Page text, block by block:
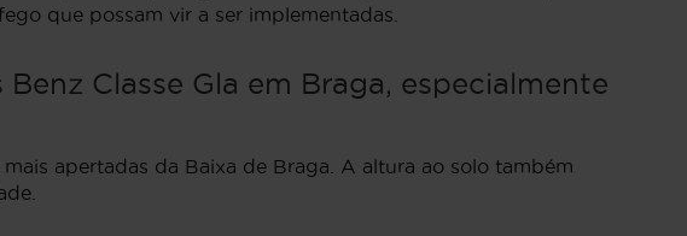
que possam vir a ser implementadas.
Classe Gla em Braga, especialmente
apertadas da Baixa de Braga. A altura ao solo também